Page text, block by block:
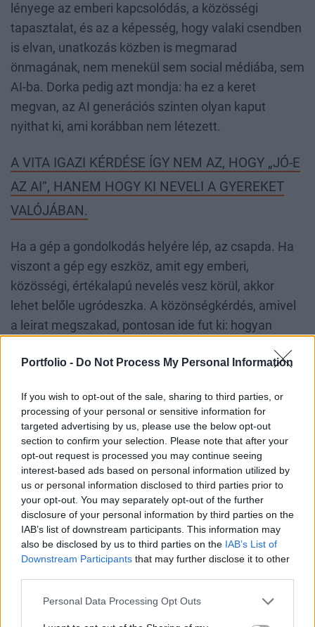
Portfolio - Do Not Process My Personal Information
If you wish to opt-out of the sale, sharing to third parties, or
processing of your personal or sensitive information for
targeted advertising by us, please use the below opt-out
section to confirm your selection. Please note that after your
opt-out request is processed you may continue seeing
interest-based ads based on personal information utilized by
us or personal information disclosed to third parties prior to
your opt-out. You may separately opt-out of the further
disclosure of your personal information by third parties on the
IAB’s list of downstream participants. This information may
also be disclosed by us to third parties on the IAB’s List of
Downstream Participants that may further disclose it to other
Personal Data Processing Opt Outs
lényege az emberi kapcsolódás, a közösségi
tapasztalat, és az a képesség, hogy valaki csendben
is elvan, unatkozás közben is megmarad
önmagának, nem menekül sem social médiába, sem
AI-ba. Dorka pedig azt mondja: ha ez a keret
megvan, az AI generációs szinten olyan kaput
nyithat ki, ami korábban nem létezett.
A VITA IGAZI KÉRDÉSE ÍGY NEM AZ, HOGY „JÓ-E
AZ AI”, HANEM HOGY KI NEVELI A GYEREKET
VALÓJÁBAN.
Ha a gép a gondolkodás helyére lép, az csapda. Ha
viszont a gép egy eszköz, amit egy emberi,
közösségi, értékalapú nevelés vesz körül, akkor
lehet belőle ugródeszka. A közönségkérdés, amivel
a leirat megszakad, pontosan ide fut ki: hogyan
korábbi digitális hullámokkal, ahol a lelkes ígéretek
figyelemvesztés maradt.
Címlapkép forrása: Portfolio
klímaváltozás, információs technológia,
oktatás,
mesterséges intelligencia,
digitalizáció, tanulás, digitális technológia,
generáció,
social media,
CÍMLAPRÓL AJÁNLJUK